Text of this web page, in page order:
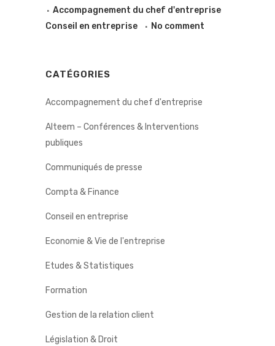
Accompagnement du chef d'entreprise
Conseil en entreprise
No comment
CATÉGORIES
Accompagnement du chef d'entreprise
Alteem – Conférences & Interventions
publiques
Communiqués de presse
Compta & Finance
Conseil en entreprise
Economie & Vie de l'entreprise
Etudes & Statistiques
Formation
Gestion de la relation client
Législation & Droit